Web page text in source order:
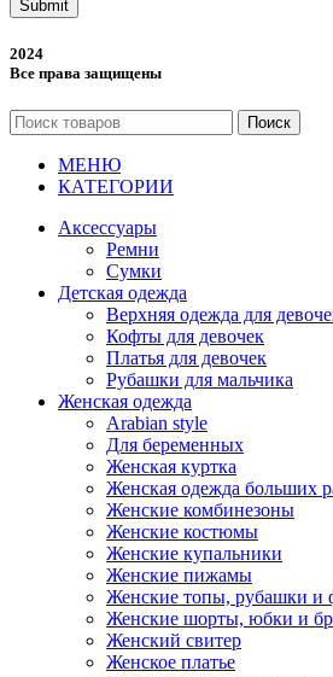
Submit
2024
Все права защищены
Поиск
МЕНЮ
КАТЕГОРИИ
Аксессуары
Ремни
Сумки
Детская одежда
Верхняя одежда для
Кофты для девочек
Платья для девочек
Рубашки для мальчика
Женская одежда
Arabian style
Для беременных
Женская куртка
Женская одежда больших
Женские комбинезоны
Женские костюмы
Женские купальники
Женские пижамы
Женские топы, рубашки и
Женские шорты, юбки и
Женский свитер
Женское платье